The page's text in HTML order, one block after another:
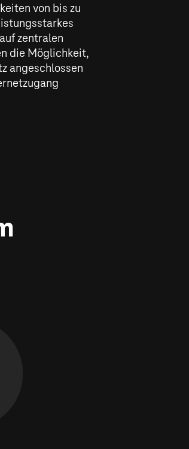
von bis zu
zentralen
die Möglichkeit,
angeschlossen